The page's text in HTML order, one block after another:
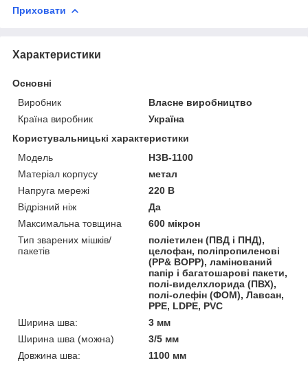
Приховати
Характеристики
Основні
Виробник
Власне виробництво
Країна виробник
Україна
Користувальницькі характеристики
Модель
НЗВ-1100
Матеріал корпусу
метал
Напруга мережі
220 В
Відрізний ніж
Да
Максимальна товщина
600 мікрон
Тип зварених мішків/
пакетів
поліетилен (ПВД і ПНД),
целофан, поліпропиленові
(PP& BOPP), ламінований
папір і багатошарові пакети,
полі-виделхлорида (ПВХ),
полі-олефін (ФОМ), Лавсан,
PPE, LDPE, PVC
Ширина шва:
3 мм
Ширина шва (можна)
3/5 мм
Довжина шва:
1100 мм